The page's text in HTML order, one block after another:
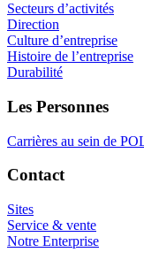
Secteurs d’activités
Direction
Culture d’entreprise
Histoire de l’entreprise
Durabilité
Les Personnes
Carrières au sein de
Contact
Sites
Service & vente
Notre Enterprise